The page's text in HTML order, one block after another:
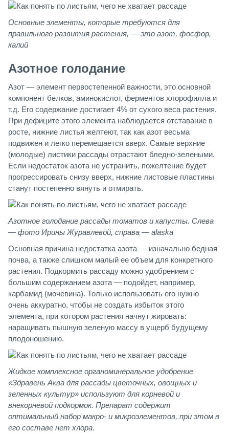
Основные элементы, которые требуются для
правильного развития растения, — это азот, фосфор,
калий
Азотное голодание
Азот — элемент первостепенной важности, это основной
компонент белков, аминокислот, ферментов хлорофилла и
т.д. Его содержание достигает 4% от сухого веса растения.
При дефиците этого элемента наблюдается отставание в
росте, нижние листья желтеют, так как азот весьма
подвижен и легко перемещается вверх. Самые верхние
(молодые) листики рассады отрастают бледно-зелеными.
Если недостаток азота не устранить, пожелтение будет
прогрессировать снизу вверх, нижние листовые пластины
станут постепенно вянуть и отмирать.
Азотное голодание рассады томатов и капусты. Слева
— фото Ирины Журавлевой, справа — alaska
Основная причина недостатка азота — изначально бедная
почва, а также слишком малый ее объем для конкретного
растения. Подкормить рассаду можно удобрением с
большим содержанием азота — подойдет, например,
карбамид (мочевина). Только использовать его нужно
очень аккуратно, чтобы не создать избыток этого
элемента, при котором растения начнут жировать:
наращивать пышную зеленую массу в ущерб будущему
плодоношению.
Жидкое комплексное органоминеральное удобрение
«Здравень Аква для рассады цветочных, овощных и
зеленных культур» используют для корневой и
внекорневой подкормок. Препарат содержит
оптимальный набор макро- и микроэлементов, при этом в
его составе нет хлора.